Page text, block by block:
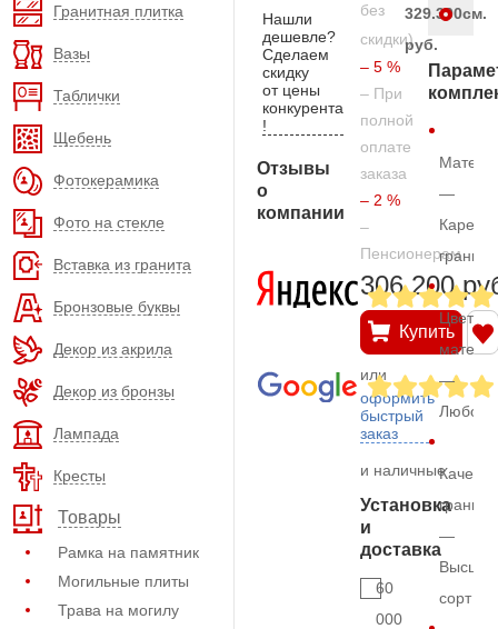
Гранитная плитка
Вазы
Таблички
Щебень
Фотокерамика
Фото на стекле
Вставка из гранита
Бронзовые буквы
Декор из акрила
Декор из бронзы
Лампада
Кресты
Товары
Рамка на памятник
Могильные плиты
Трава на могилу
Нашли
дешевле?
Сделаем
скидку
от цены
конкурента
!
Отзывы
о
компании
без
скидки)
– 5 %
– При
полной
оплате
заказа
– 2 %
–
Пенсионерам
306.200
Купить
или
оформить
быстрый
заказ
и наличные
Установка
и
доставка
60
000
329.300
руб.
см.
—
гранит
Цвет
—
Любой
гранита
—
Высший
сорт